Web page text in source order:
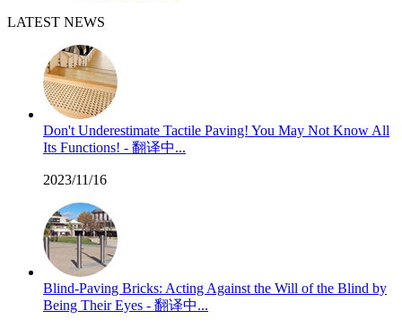
LATEST NEWS
Don't Underestimate Tactile Paving! You May Not Know All
Its Functions! - 翻译中...
2023/11/16
Blind-Paving Bricks: Acting Against the Will of the Blind by
Being Their Eyes - 翻译中...